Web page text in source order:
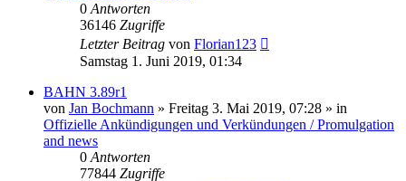
0 Antworten
36146 Zugriffe
Letzter Beitrag von Florian123
Samstag 1. Juni 2019, 01:34
BAHN 3.89r1
von Jan Bochmann » Freitag 3. Mai 2019, 07:28 » in
Offizielle Ankündigungen und Verkündungen / Promulgation
and news
0 Antworten
77844 Zugriffe